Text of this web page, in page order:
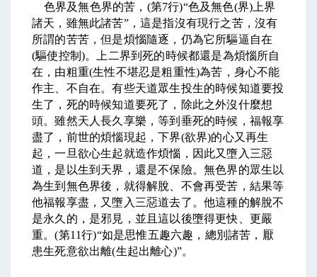
色界及無色界的苦， (第7行)“色及無色(界) 上界
諸天，雖無此諸苦”，這是指沒有現行之苦，沒有
所謂的苦苦，但是煩惱隨逐，仍為它所驅逼自在
(驅使控制)。上二界到死的時候都還是為煩惱所自
在，由粗重(生性不堪忍是粗重性)為苦，身心不能
作主、不自在。有些天道眾生投生的時候知道要投
生了，死的時候知道要死了，除此之外沒什麼想
頭。雖然天人長久享樂，等到垂死的時候，福報享
盡了，前世的煩惱現起，下界(欲界)的心又再生
起，一旦欲心生起就造作煩惱，因此又墮入三惡
道，是以生到天界，還是不保險。無色界的眾生以
為生到無色界後，就得解脫、不會再受苦，結果等
他福報享盡，又墮入三惡道去了。他這種的解脫不
是永久的，是邪見，並且這以後墮得更快、更嚴
重。(第11行)“如是思惟五趣六趣，總別諸苦，厭
患生死意欲出離(生起出離心)”。